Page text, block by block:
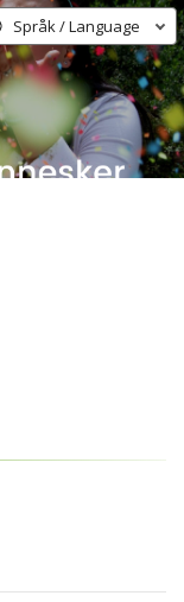
Språk / Language